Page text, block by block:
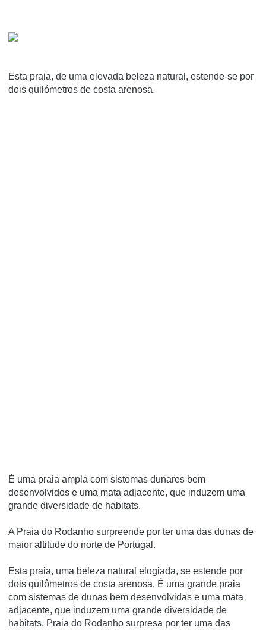
Esta praia, de uma elevada beleza natural, estende-se por
dois quilómetros de costa arenosa.
É uma praia ampla com sistemas dunares bem
desenvolvidos e uma mata adjacente, que induzem uma
grande diversidade de habitats.
A Praia do Rodanho surpreende por ter uma das dunas de
maior altitude do norte de Portugal.
Esta praia, uma beleza natural elogiada, se estende por
dois quilômetros de costa arenosa. É uma grande praia
com sistemas de dunas bem desenvolvidas e uma mata
adjacente, que induzem uma grande diversidade de
habitats. Praia do Rodanho surpresa por ter uma das